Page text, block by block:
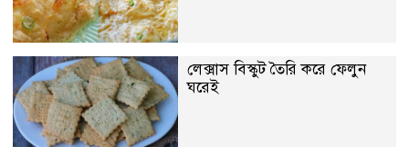
লেক্সাস বিস্কুট তৈরি করে ফেলুন
ঘরেই